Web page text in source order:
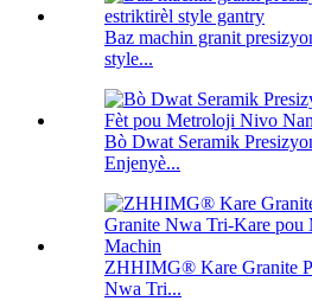
Baz machin granit
style...
Bò Dwat Seramik
Enjenyè...
ZHHIMG® Kare Granite
Nwa Tri...